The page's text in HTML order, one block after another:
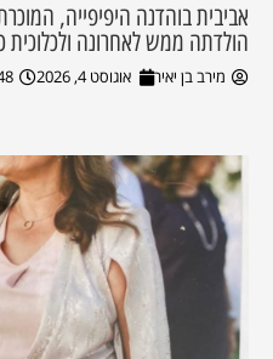
אביבית בוהדנה היפיפייה,
הולדתה ממש לאחרונה ולכלוכית
מירב בן יאיר אוגוסט 4, 2026